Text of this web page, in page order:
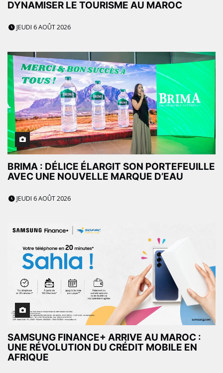
DYNAMISER LE TOURISME AU MAROC
JEUDI 6 AOÛT 2026
BRIMA : DÉLICE ÉLARGIT SON PORTEFEUILLE
AVEC UNE NOUVELLE MARQUE D’EAU
JEUDI 6 AOÛT 2026
SAMSUNG FINANCE+ ARRIVE AU MAROC :
UNE RÉVOLUTION DU CRÉDIT MOBILE EN
AFRIQUE